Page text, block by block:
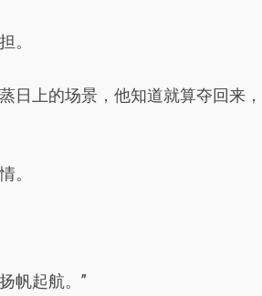
。
日上的场景，他知道就算夺回来
。
帆起航。”